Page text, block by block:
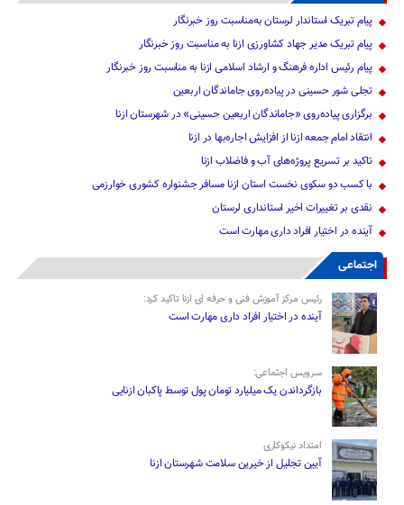
پیام تبریک استاندار لرستان به‌مناسبت روز خبرنگار
پیام تبریک مدیر جهاد کشاورزی ازنا به مناسبت روز خبرنگار
پیام رئیس اداره فرهنگ و ارشاد اسلامی ازنا به مناسبت روز خبرنگار
تجلی شور حسینی در پیاده‌روی جاماندگان اربعین
برگزاری پیاده‌روی «جاماندگان اربعین حسینی» در شهرستان ازنا
انتقاد امام جمعه ازنا از افزایش اجاره‌بها در ازنا
تاکید بر تسریع پروژه‌های آب و فاضلاب ازنا
با کسب دو سکوی نخست استان ازنا مسافر جشنواره کشوری خوارزمی
نقدی بر تغییرات اخیر استانداری لرستان
آینده در اختیار افراد داری مهارت است
اجتماعی
رئیس مرکز آموزش فنی و حرفه ای ازنا تاکید کرد:
آینده در اختیار افراد داری مهارت است
سرویس اجتماعی:
بازگرداندن یک میلیارد تومان پول توسط پاکبان ازنایی
امتداد نیکوکاری
آیین تجلیل از خیرین سلامت شهرستان ازنا